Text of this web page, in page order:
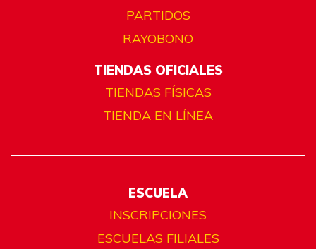
PARTIDOS
RAYOBONO
TIENDAS OFICIALES
TIENDAS FÍSICAS
TIENDA EN LÍNEA
ESCUELA
INSCRIPCIONES
ESCUELAS FILIALES